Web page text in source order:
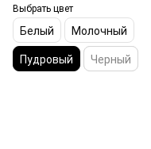
Выбрать цвет
Белый
Молочный
Пудровый
Черный